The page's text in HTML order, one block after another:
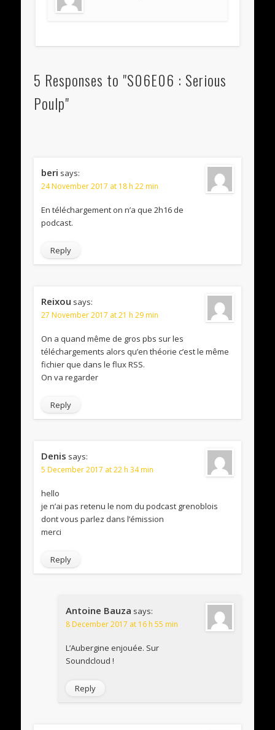
5 Responses to "S06E06 : Serious
Poulp"
beri says:
24 November 2017 at 18 h 22 min
En téléchargement on n’a que 2h16 de
podcast.
Reply
Reixou says:
27 November 2017 at 21 h 29 min
On a quand même de gros pbs sur les
téléchargements alors qu’en théorie c’est le même
fichier que dans le flux RSS.
On va regarder
Reply
Denis says:
5 December 2017 at 22 h 34 min
hello
je n’ai pas retenu le nom du podcast grenoblois
dont vous parlez dans l’émission
merci
Reply
Antoine Bauza says:
8 December 2017 at 16 h 55 min
L’Aubergine enjouée. Sur
Soundcloud !
Reply